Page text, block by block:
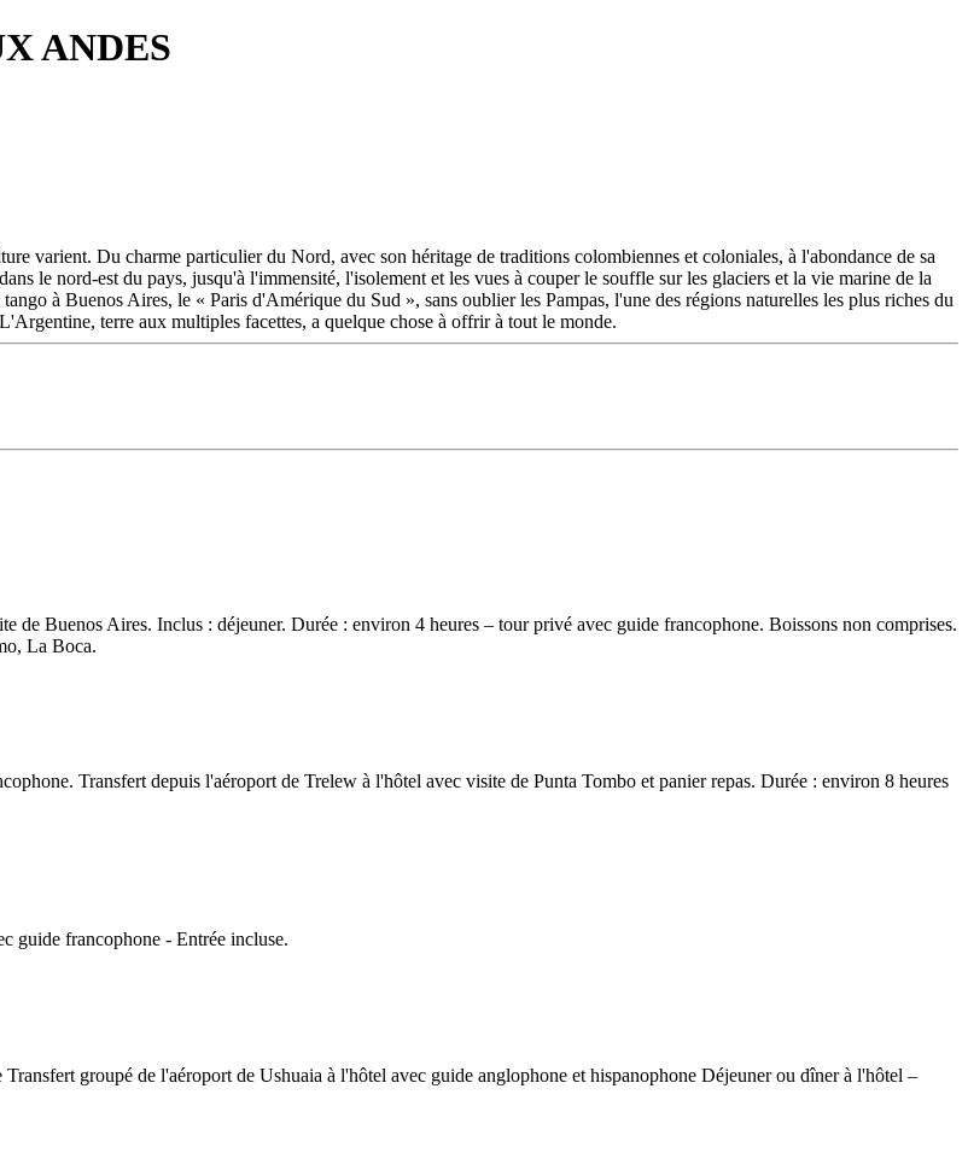
ANDES
varient. Du charme particulier du Nord, avec son héritage de traditions colombiennes et coloniales, à l'abondance de sa
le nord-est du pays, jusqu'à l'immensité, l'isolement et les vues à couper le souffle sur les glaciers et la vie marine de la
à Buenos Aires, le « Paris d'Amérique du Sud », sans oublier les Pampas, l'une des régions naturelles les plus riches du
terre aux multiples facettes, a quelque chose à offrir à tout le monde.
de Buenos Aires. Inclus : déjeuner. Durée : environ 4 heures – tour privé avec guide francophone. Boissons non comprises.
La Boca.
Transfert depuis l'aéroport de Trelew à l'hôtel avec visite de Punta Tombo et panier repas. Durée : environ 8 heures
guide francophone - Entrée incluse.
groupé de l'aéroport de Ushuaia à l'hôtel avec guide anglophone et hispanophone Déjeuner ou dîner à l'hôtel –